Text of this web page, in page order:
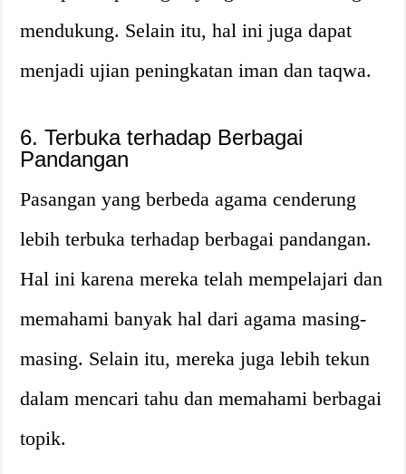
mendukung. Selain itu, hal ini juga dapat
menjadi ujian peningkatan iman dan taqwa.
6. Terbuka terhadap Berbagai
Pandangan
Pasangan yang berbeda agama cenderung
lebih terbuka terhadap berbagai pandangan.
Hal ini karena mereka telah mempelajari dan
memahami banyak hal dari agama masing-
masing. Selain itu, mereka juga lebih tekun
dalam mencari tahu dan memahami berbagai
topik.